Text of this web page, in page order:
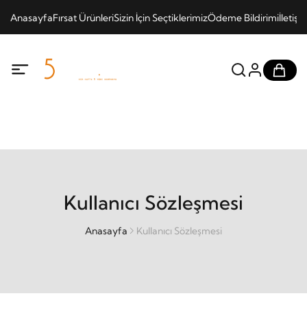
AnasayfaFırsat ÜrünleriSizin İçin SeçtiklerimizÖdeme Bildirimi
Kullanıcı Sözleşmesi
Anasayfa Kullanıcı Sözleşmesi